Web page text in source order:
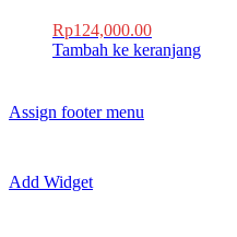
Rp124,000.00
Tambah ke keranjang
Assign footer menu
Add Widget